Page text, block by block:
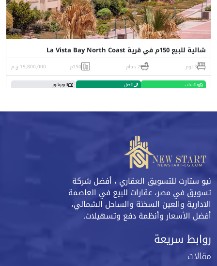
شالية للبيع 150م في قرية La Vista Bay North Coast
3 نوم 2 حمام 150م 19,800,000 ج.م
واتساب اتصل البورشور
نيو ستارت للتسويق العقاري ، أفضل شركة
تسويق في مصر، عقارات للبيع في العاصمة
الادارية والعين السخنة والساحل الشمالي،
أفضل الأسعار وأنظمة دفع وتسهيلات.
روابط سريعة
مقالات